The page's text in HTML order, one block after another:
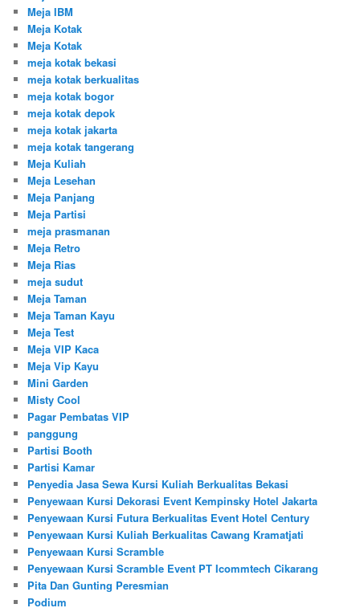
Meja IBM
Meja Kotak
Meja Kotak
meja kotak bekasi
meja kotak berkualitas
meja kotak bogor
meja kotak depok
meja kotak jakarta
meja kotak tangerang
Meja Kuliah
Meja Lesehan
Meja Panjang
Meja Partisi
meja prasmanan
Meja Retro
Meja Rias
meja sudut
Meja Taman
Meja Taman Kayu
Meja Test
Meja VIP Kaca
Meja Vip Kayu
Mini Garden
Misty Cool
Pagar Pembatas VIP
panggung
Partisi Booth
Partisi Kamar
Penyedia Jasa Sewa Kursi Kuliah Berkualitas Bekasi
Penyewaan Kursi Dekorasi Event Kempinsky Hotel Jakarta
Penyewaan Kursi Futura Berkualitas Event Hotel Century
Penyewaan Kursi Kuliah Berkualitas Cawang Kramatjati
Penyewaan Kursi Scramble
Penyewaan Kursi Scramble Event PT Icommtech Cikarang
Pita Dan Gunting Peresmian
Podium